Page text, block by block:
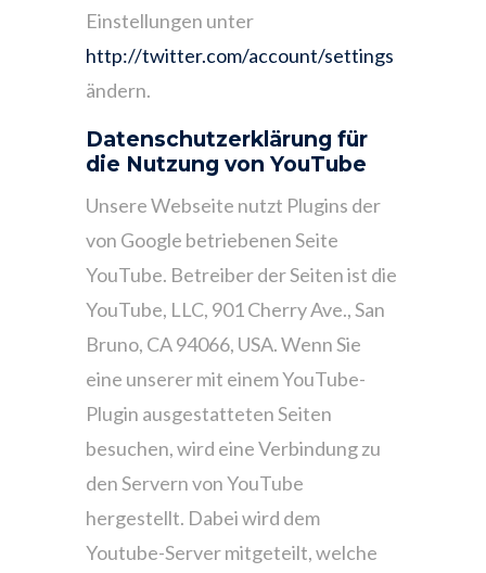
Einstellungen unter
http://twitter.com/account/settings
ändern.
Datenschutzerklärung für
die Nutzung von YouTube
Unsere Webseite nutzt Plugins der
von Google betriebenen Seite
YouTube. Betreiber der Seiten ist die
YouTube, LLC, 901 Cherry Ave., San
Bruno, CA 94066, USA. Wenn Sie
eine unserer mit einem YouTube-
Plugin ausgestatteten Seiten
besuchen, wird eine Verbindung zu
den Servern von YouTube
hergestellt. Dabei wird dem
Youtube-Server mitgeteilt, welche